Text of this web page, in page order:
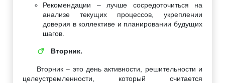
Рекомендации – лучше сосредоточиться на
анализе текущих процессов, укреплении
доверия в коллективе и планировании будущих
шагов.
♂ Вторник.
Вторник – это день активности, решительности и
целеустремленности, который считается